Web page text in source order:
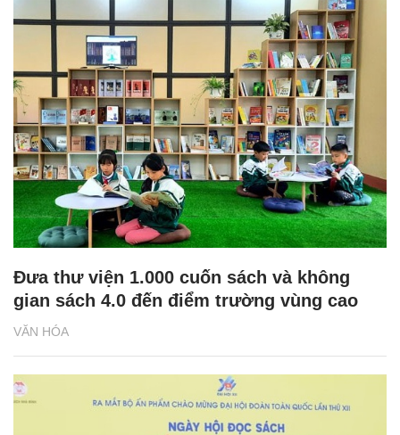
VĂN HÓA
Đưa thư viện 1.000 cuốn sách và không
gian sách 4.0 đến điểm trường vùng cao